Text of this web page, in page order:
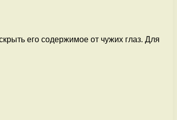
его содержимое от чужих глаз. Для